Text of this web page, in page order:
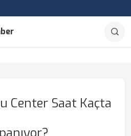
Center Saat Kaçta